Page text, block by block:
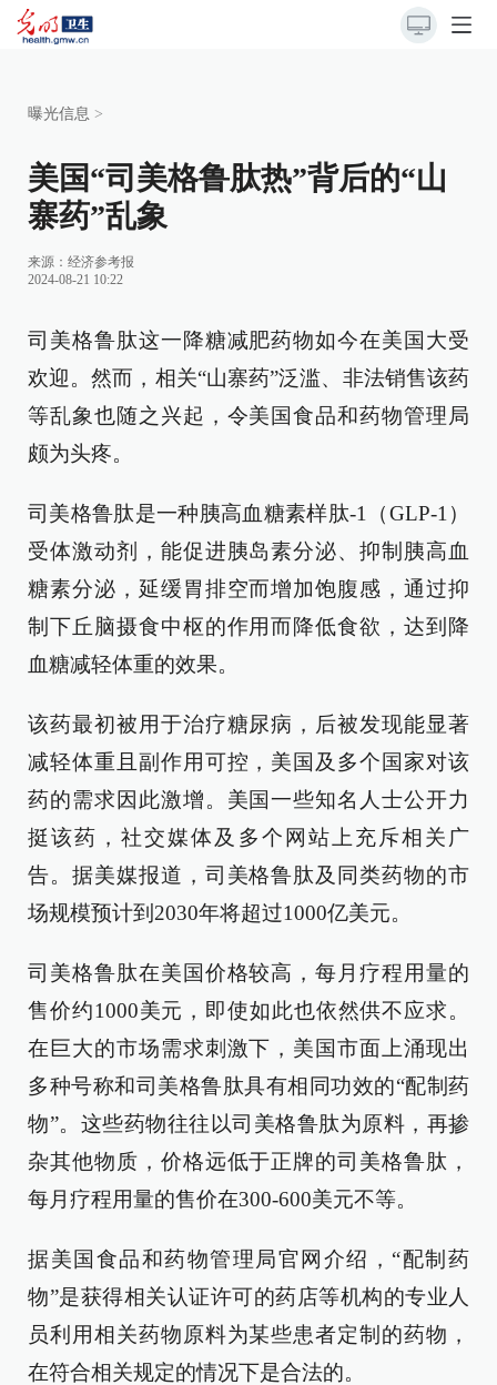
曝光信息 >
美国“司美格鲁肽热”背后的“山
寨药”乱象
来源： 经济参考报
2024-08-21 10:22
司美格鲁肽这一降糖减肥药物如今在美国大受
欢迎。然而，相关“山寨药”泛滥、非法销售该药
等乱象也随之兴起，令美国食品和药物管理局
颇为头疼。
司美格鲁肽是一种胰高血糖素样肽-1（GLP-1）
受体激动剂，能促进胰岛素分泌、抑制胰高血
糖素分泌，延缓胃排空而增加饱腹感，通过抑
制下丘脑摄食中枢的作用而降低食欲，达到降
血糖减轻体重的效果。
该药最初被用于治疗糖尿病，后被发现能显著
减轻体重且副作用可控，美国及多个国家对该
药的需求因此激增。美国一些知名人士公开力
挺该药，社交媒体及多个网站上充斥相关广
告。据美媒报道，司美格鲁肽及同类药物的市
场规模预计到2030年将超过1000亿美元。
司美格鲁肽在美国价格较高，每月疗程用量的
售价约1000美元，即使如此也依然供不应求。
在巨大的市场需求刺激下，美国市面上涌现出
多种号称和司美格鲁肽具有相同功效的“配制药
物”。这些药物往往以司美格鲁肽为原料，再掺
杂其他物质，价格远低于正牌的司美格鲁肽，
每月疗程用量的售价在300-600美元不等。
据美国食品和药物管理局官网介绍，“配制药
物”是获得相关认证许可的药店等机构的专业人
员利用相关药物原料为某些患者定制的药物，
在符合相关规定的情况下是合法的。